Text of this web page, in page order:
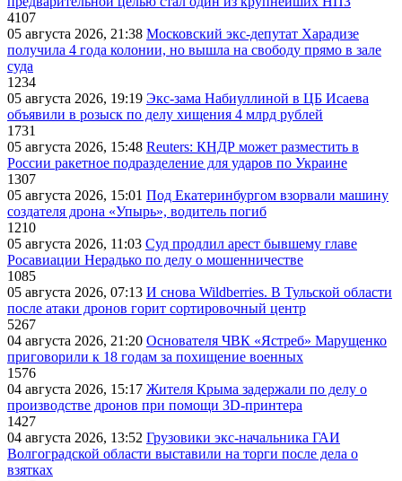
4107
05 августа 2026, 21:38 Московский экс-депутат Харадизе
получила 4 года колонии, но вышла на свободу прямо в зале
суда
1234
05 августа 2026, 19:19 Экс-зама Набиуллиной в ЦБ Исаева
объявили в розыск по делу хищения 4 млрд рублей
1731
05 августа 2026, 15:48 Reuters: КНДР может разместить в
России ракетное подразделение для ударов по Украине
1307
05 августа 2026, 15:01 Под Екатеринбургом взорвали машину
создателя дрона «Упырь», водитель погиб
1210
05 августа 2026, 11:03 Суд продлил арест бывшему главе
Росавиации Нерадько по делу о мошенничестве
1085
05 августа 2026, 07:13 И снова Wildberries. В Тульской области
после атаки дронов горит сортировочный центр
5267
04 августа 2026, 21:20 Основателя ЧВК «Ястреб» Марущенко
приговорили к 18 годам за похищение военных
1576
04 августа 2026, 15:17 Жителя Крыма задержали по делу о
производстве дронов при помощи 3D‑принтера
1427
04 августа 2026, 13:52 Грузовики экс-начальника ГАИ
Волгоградской области выставили на торги после дела о
взятках